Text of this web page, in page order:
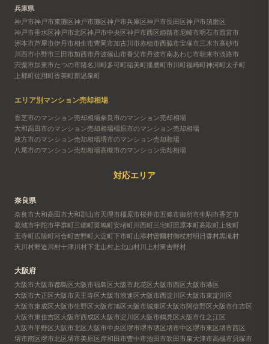
兵庫県
神戸市神戸市東灘区神戸市灘区神戸市兵庫区神戸市長田区神戸市須磨区
神戸市垂水区神戸市北区神戸市中央区神戸市西区姫路市尼崎市明石市西宮市
洲本市芦屋市伊丹市相生市豊岡市加古川市赤穂市西脇市宝塚市三木市高砂市
川西市小野市三田市加西市丹波篠山市養父市丹波市南あわじ市朝来市淡路市
宍粟市加東市たつの市猪名川町多可町稲美町播磨町市川町福崎町神河町太子町
上郡町佐用町香美町新温泉町
エリア別マンション売却相場
香芝市のマンション売却相場奈良市のマンション売却相場
大和高田市のマンション売却相場橿原市のマンション売却相場
枚方市のマンション売却相場堺市のマンション売却相場
八尾市のマンション売却相場高槻市のマンション売却相場
対応エリア
奈良県
奈良市大和高田市大和郡山市天理市橿原市桜井市五條市御所市生駒市香芝市
葛城市宇陀市平群町三郷町斑鳩町安堵町川西町三宅町田原本町高取町 上牧町
王寺町広陵町河合町吉野町大淀町下市町山添村曽爾村御杖村明日香村黒滝村
天川村野迫川村十津川村下北山村 上北山村川上村東吉野村
大阪府
大阪市大阪市都島区大阪市福島区大阪市此花区大阪市西区大阪市港区
大阪市大正区大阪市天王寺区大阪市浪速区大阪市西淀川区大阪市東淀川区
大阪市東成区大阪市生野区大阪市旭区大阪市城東区大阪市阿倍野区大阪市住吉区
大阪市東住吉区大阪市西成区大阪市淀川区大阪市鶴見区大阪市住之江区
大阪市平野区大阪市北区大阪市中央区堺市堺市堺区堺市中区堺市東区堺市西区
堺市南区堺市北区堺市美原区岸和田市豊中市池田市吹田市泉大津市高槻市 貝塚市